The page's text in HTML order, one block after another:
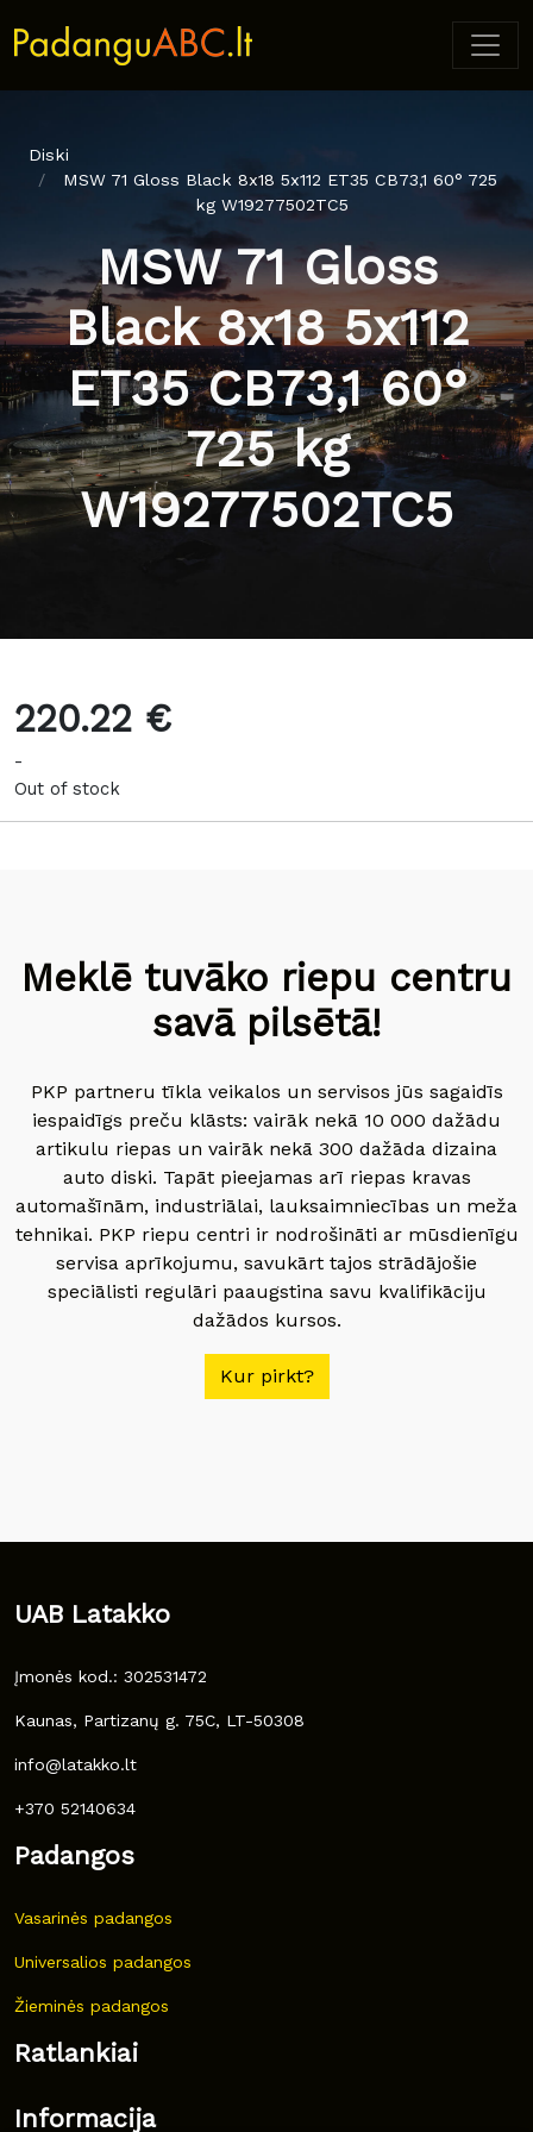
Diski
MSW 71 Gloss Black 8x18 5x112 ET35 CB73,1 60° 725
kg W19277502TC5
MSW 71 Gloss
Black 8x18 5x112
ET35 CB73,1 60°
725 kg
W19277502TC5
220.22 €
-
Out of stock
Meklē tuvāko riepu centru
savā pilsētā!
PKP partneru tīkla veikalos un servisos jūs sagaidīs
iespaidīgs preču klāsts: vairāk nekā 10 000 dažādu
artikulu riepas un vairāk nekā 300 dažāda dizaina
auto diski. Tapāt pieejamas arī riepas kravas
automašīnām, industriālai, lauksaimniecības un meža
tehnikai. PKP riepu centri ir nodrošināti ar mūsdienīgu
servisa aprīkojumu, savukārt tajos strādājošie
speciālisti regulāri paaugstina savu kvalifikāciju
dažādos kursos.
Kur pirkt?
UAB Latakko
Įmonės kod.: 302531472
Kaunas, Partizanų g. 75C, LT-50308
info@latakko.lt
+370 52140634
Padangos
Vasarinės padangos
Universalios padangos
Žieminės padangos
Ratlankiai
Informacija